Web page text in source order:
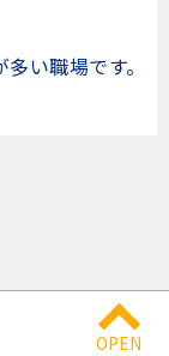
い職場です。